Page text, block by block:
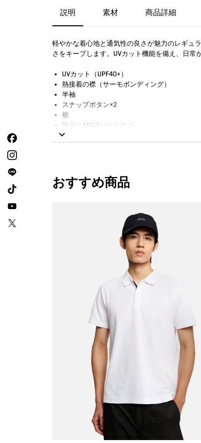
説明 素材 商品詳細
軽やかな着心地と通気性の良さが魅力のレギュ
さをキープします。UVカット機能を備え、日常
UVカット（UPF40+）
熱接着の襟（サーモボンディング）
半袖
スナップボタン×2
裾
胸元にAIGLEバードロゴ
おすすめ商品